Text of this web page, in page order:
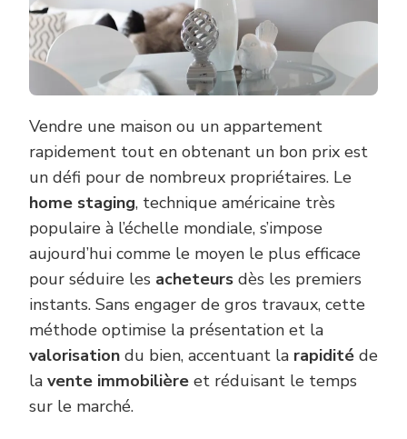
Vendre une maison ou un appartement
rapidement tout en obtenant un bon prix est
un défi pour de nombreux propriétaires. Le
home staging, technique américaine très
populaire à l’échelle mondiale, s’impose
aujourd’hui comme le moyen le plus efficace
pour séduire les acheteurs dès les premiers
instants. Sans engager de gros travaux, cette
méthode optimise la présentation et la
valorisation du bien, accentuant la rapidité de
la vente immobilière et réduisant le temps
sur le marché.